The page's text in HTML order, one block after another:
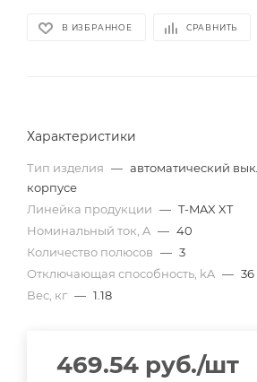
В ИЗБРАННОЕ СРАВНИТЬ
Характеристики
Тип изделия — автоматический
корпусе
Линейка продукции — T-MAX XT
Номинальный ток, A — 40
Количество полюсов — 3
Отключающая способность, kA — 36
Вес, кг — 1.18
469.54 руб./шт